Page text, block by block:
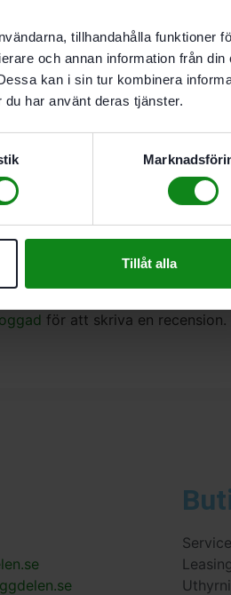
tillhandahålla funktioner
och annan information från din
kan i sin tur kombinera
har använt deras tjänster.
Tillåt alla
(0)
med vibrationsdämpning
115. AGP 125. AGP 150
än.
”Festool Extrahandtag
för att skriva en recension.
Leasing